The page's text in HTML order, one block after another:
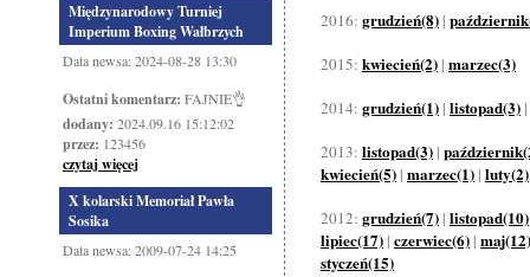
Międzynarodowy Turniej
Imperium Boxing Wałbrzych
Data newsa: 2024-08-28 13:30
Ostatni komentarz: FAJNIE👌
dodany: 2024.09.16 15:12:02
przez: 123456
czytaj więcej
X kolarski Memoriał Pawła
Sosika
Data newsa: 2009-07-24 14:25
2016: grudzień(8) |
2015: kwiecień(2) | marzec(3)
2014: grudzień(1) | listopad(3) |
2013: listopad(3) |
kwiecień(5) | marzec(1) | luty(2)
2012: grudzień(7) | listopad(10)
lipiec(17) | czerwiec(6) | maj(12)
styczeń(15)